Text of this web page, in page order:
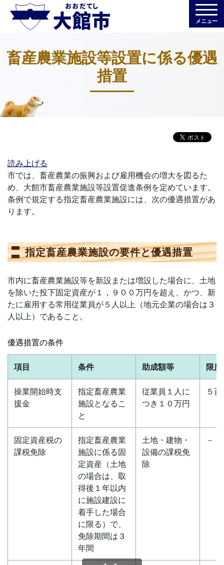
メニュー
畜産農業施設等設置に係る優遇
措置
読み上げる
市では、畜産農業の振興および雇用機会の増大を図るた
め、大館市畜産農業施設等設置促進条例を定めています。
条例で規定する指定畜産農業施設には、次の優遇措置があ
ります。
指定畜産農業施設の要件と優遇措置
市内に畜産農業施設等を新設または増設した場合に、土地
を除いた投下固定資産が１，９００万円を超え、かつ、新
たに雇用する常用従業員が５人以上（地元企業の場合は３
人以上）であること。
優遇措置の条件
項目 条件 助成額等 限
操業開始時支
援金
指定畜産農業
施設となるこ
と
従業員１人に
つき１０万円
５
固定資産税の
課税免除
指定畜産農業
施設に係る固
定資産（土地
の場合は、取
得後１年以内
に施設建設に
着手した場合
に限る）で、
免除期間は３
年間
土地・建物・
設備の課税免
除
－